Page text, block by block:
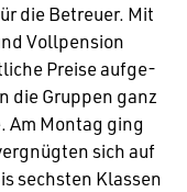
die Betreuer. Mit
Voll­pen­sion
Preise aufge­
die Gruppen ganz
Am Montag ging
sich auf
sechsten Klassen